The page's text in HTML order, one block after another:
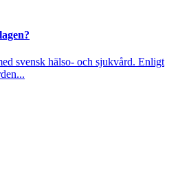
svensk hälso- och sjukvård. Enligt